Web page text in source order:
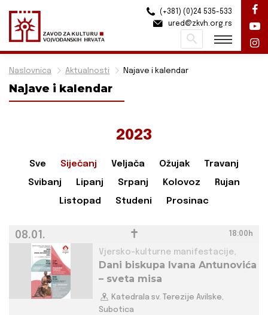
Naslovnica Aktualnosti Najave i kalendar
Najave i kalendar
2023
Sve Siječanj Veljača Ožujak
Travanj
Svibanj
Lipanj Srpanj Kolovoz
Rujan
Listopad
Studeni Prosinac
08.01. 18:00h
Vjersko-kulturne manifestacije,
Dani biskupa Ivana Antunovića
– sveta misa
Katedrala sv. Terezije Avilske,
Subotica
(+381) (0)24 535-533
ured@zkvh.org.rs
Pretraži